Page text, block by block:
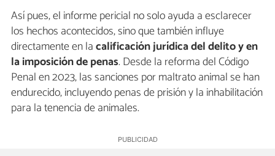
Así pues, el informe pericial no solo ayuda a esclarecer
los hechos acontecidos, sino que también influye
directamente en lacalificación jurídica del delito y en
la imposición de penas. Desde la reforma del Código
Penal en 2023, las sanciones por maltrato animal se han
endurecido, incluyendo penas de prisión y la inhabilitación
para la tenencia de animales.